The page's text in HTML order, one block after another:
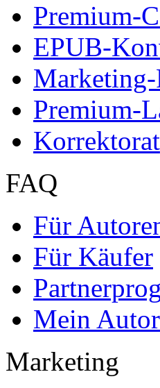
Premium-
EPUB-
Marketing-
Premium-
Korrektorat
FAQ
Für
Für Käufer
Mein
Marketing